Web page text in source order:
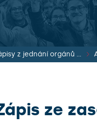
Zápisy z jednání orgánů UK
ze